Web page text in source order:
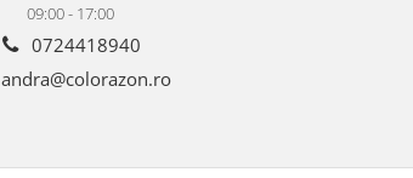
09:00 - 17:00
0724418940
andra@colorazon.ro